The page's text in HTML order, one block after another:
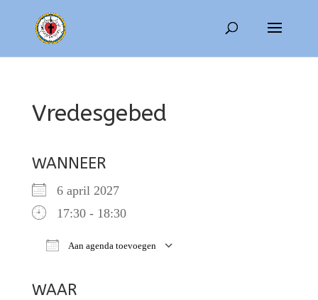
Vredesgebed
WANNEER
6 april 2027
17:30 - 18:30
Aan agenda toevoegen
WAAR